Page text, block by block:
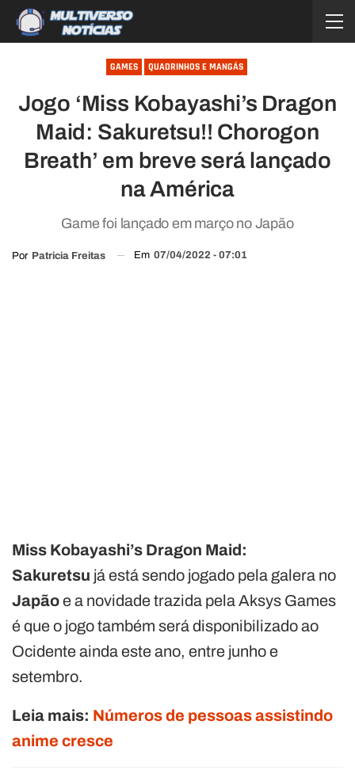
GAMES QUADRINHOS E MANGÁS
Jogo ‘Miss Kobayashi’s Dragon
Maid: Sakuretsu!! Chorogon
Breath’ em breve será lançado
na América
Game foi lançado em março no Japão
Por Patricia Freitas Em 07/04/2022 - 07:01
Miss Kobayashi’s Dragon Maid:
Sakuretsu já está sendo jogado pela galera no
Japãoe a novidade trazida pela Aksys Games
é que o jogo também será disponibilizado ao
Ocidente ainda este ano, entre junho e
setembro.
Leia mais: Números de pessoas assistindo
anime cresce